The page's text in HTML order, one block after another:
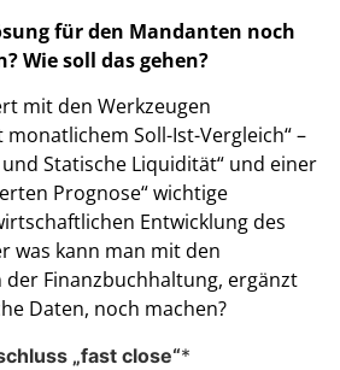
für den Mandanten noch
Wie soll das gehen?
mit den Werkzeugen
Soll-Ist-Vergleich“ –
Statische Liquidität“ und einer
Prognose“ wichtige
Entwicklung des
was kann man mit den
Finanzbuchhaltung, ergänzt
Daten, noch machen?
„fast close“*